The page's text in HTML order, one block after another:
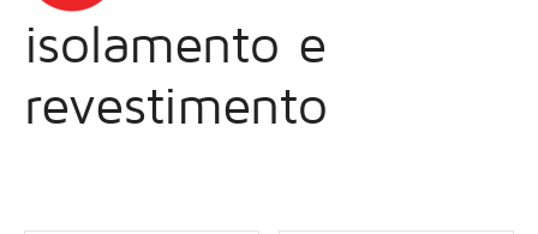
isolamento e
revestimento